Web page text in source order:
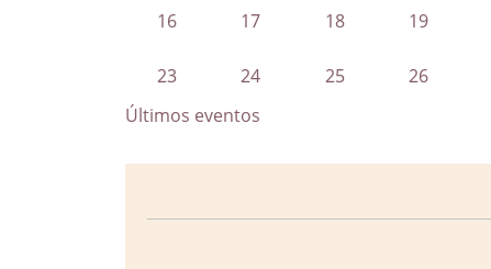
16 17 18 19
23 24 25 26
Últimos eventos